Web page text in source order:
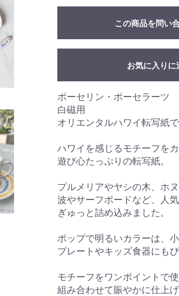
この商品を問い
お気に入りに
ポーセリン・ポーセラーツ
白磁用
オリエンタルハワイ転写紙で
ハワイを感じるモチーフを
遊び心たっぷりの転写紙。
プルメリアやヤシの木、ホ
波やサーフボードなど、人
ぎゅっと詰め込みました。
ポップで明るいカラーは、
プレートやキッズ食器にも
モチーフをワンポイントで使
組み合わせて賑やかに仕上げ